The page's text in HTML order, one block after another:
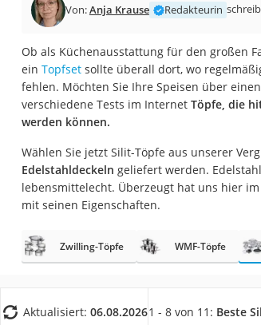
Von:Anja Krause Redakteurin
Ob als Küchenausstattung für den großen
ein Topfsetsollte überall dort, wo
fehlen. Möchten Sie Ihre Speisen über
verschiedene Tests im Internet Töpfe, die
werden können.
Wählen Sie jetzt Silit-Töpfe aus unserer
Edelstahldeckeln geliefert werden.
lebensmittelecht. Überzeugt hat uns hier
mit seinen Eigenschaften.
Zwilling-Töpfe WMF-Töpfe
Aktualisiert: 06.08.20261 - 8 von 11: Beste